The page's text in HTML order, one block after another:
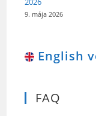
9. mája 2026
English
FAQ